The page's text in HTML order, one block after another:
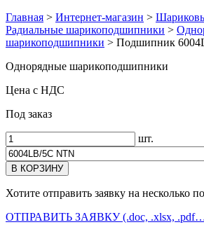
Главная > Интернет-магазин >
Радиальные шарикоподшипники >
шарикоподшипники > Подшипник
Однорядные шарикоподшипники
Цена с НДС
Под заказ
шт.
Хотите отправить заявку на несколько
ОТПРАВИТЬ ЗАЯВКУ (.doc, .xlsx,